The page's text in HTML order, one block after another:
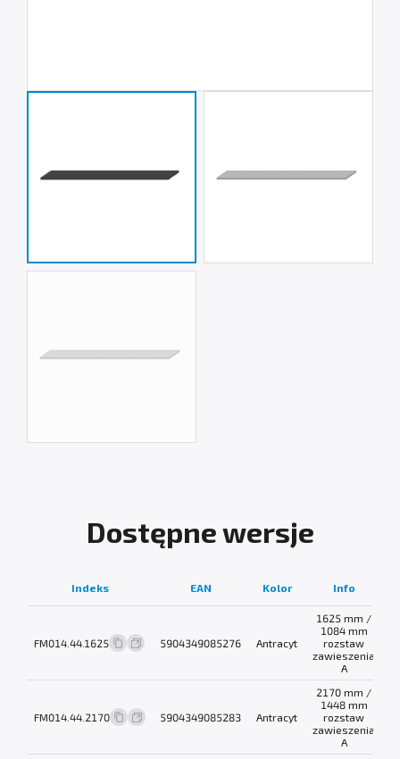
Dostępne wersje
Indeks EAN Kolor Info
FM014.44.1625 5904349085276 Antracyt
1625 mm /
1084 mm
rozstaw
zawieszenia
A
FM014.44.2170 5904349085283 Antracyt
2170 mm /
1448 mm
rozstaw
zawieszenia
A